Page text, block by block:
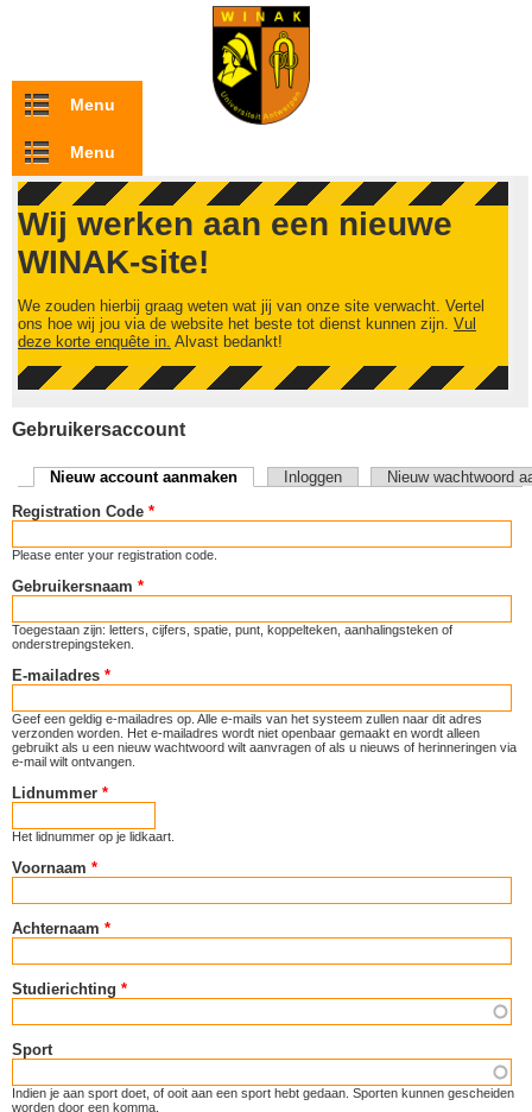
Overslaan en naar de inhoud gaan
Menu
Menu
Wij werken aan een nieuwe
WINAK-site!
We zouden hierbij graag weten wat jij van onze site verwacht. Vertel
ons hoe wij jou via de website het beste tot dienst kunnen zijn. Vul
deze korte enquête in. Alvast bedankt!
Gebruikersaccount
Primaire tabs
Nieuw account aanmaken (actieve tabblad)
Inloggen
Nieuw wachtwoord
Registration Code *
Please enter your registration code.
Gebruikersnaam *
Toegestaan zijn: letters, cijfers, spatie, punt, koppelteken, aanhalingsteken of
onderstrepingsteken.
E-mailadres *
Geef een geldig e-mailadres op. Alle e-mails van het systeem zullen naar dit adres
verzonden worden. Het e-mailadres wordt niet openbaar gemaakt en wordt alleen
gebruikt als u een nieuw wachtwoord wilt aanvragen of als u nieuws of herinneringen via
e-mail wilt ontvangen.
Lidnummer *
Het lidnummer op je lidkaart.
Voornaam *
Achternaam *
Studierichting *
Sport
Indien je aan sport doet, of ooit aan een sport hebt gedaan. Sporten kunnen gescheiden
worden door een komma.